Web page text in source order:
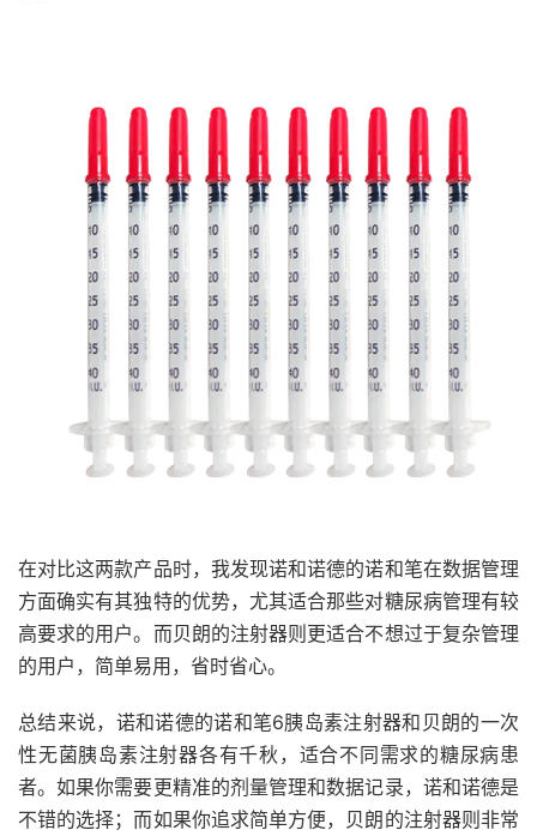
在对比这两款产品时，我发现诺和诺德的诺和笔在数据管理
方面确实有其独特的优势，尤其适合那些对糖尿病管理有较
高要求的用户。而贝朗的注射器则更适合不想过于复杂管理
的用户，简单易用，省时省心。
总结来说，诺和诺德的诺和笔6胰岛素注射器和贝朗的一次
性无菌胰岛素注射器各有千秋，适合不同需求的糖尿病患
者。如果你需要更精准的剂量管理和数据记录，诺和诺德是
不错的选择；而如果你追求简单方便，贝朗的注射器则非常